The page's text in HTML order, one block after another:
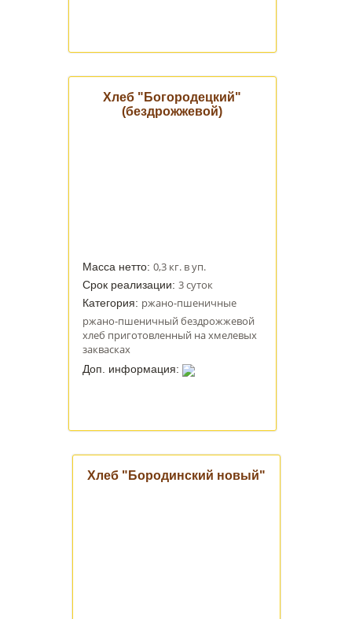
Хлеб "Богородецкий"
(бездрожжевой)
Масса нетто: 0,3 кг. в уп.
Срок реализации: 3 суток
Категория: ржано-пшеничные
ржано-пшеничный бездрожжевой
хлеб приготовленный на хмелевых
заквасках
Доп. информация:
Хлеб "Бородинский новый"